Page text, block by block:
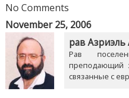
No Comments
November 25, 2006
рав Азриэль
Рав
преподающий
связанные с